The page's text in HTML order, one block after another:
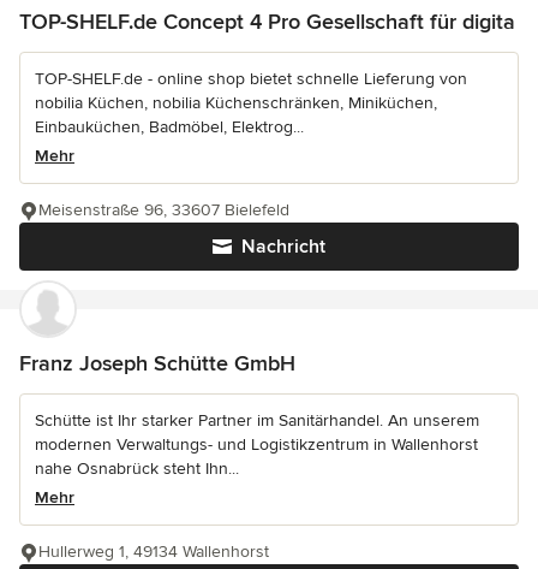
TOP-SHELF.de Concept 4 Pro Gesellschaft für digita
TOP-SHELF.de - online shop bietet schnelle Lieferung von
nobilia Küchen, nobilia Küchenschränken, Miniküchen,
Einbauküchen, Badmöbel, Elektrog...
Mehr
Nachricht
Meisenstraße 96, 33607 Bielefeld
Franz Joseph Schütte GmbH
Schütte ist Ihr starker Partner im Sanitärhandel. An unserem
modernen Verwaltungs- und Logistikzentrum in Wallenhorst
nahe Osnabrück steht Ihn...
Mehr
Hullerweg 1, 49134 Wallenhorst